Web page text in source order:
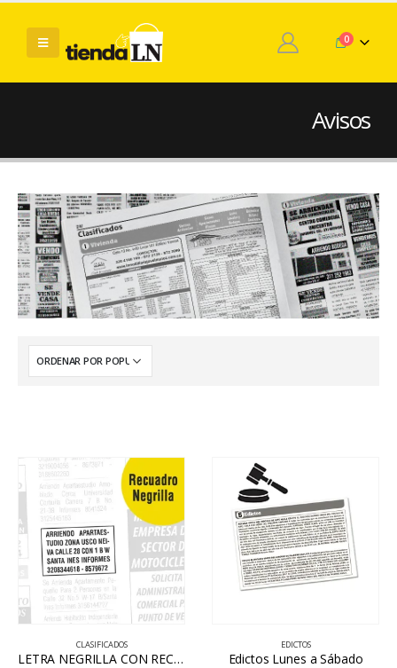
0
Avisos
CLASIFICADOS
LETRA NEGRILLA CON RECUADRO HASTA 12 PALABRAS 6 DÍAS – BLANCO Y NEGRO
EDICTOS
Edictos Lunes a Sábado